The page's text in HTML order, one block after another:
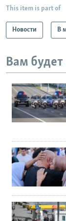
This item is part of
Новости В
Вам будет